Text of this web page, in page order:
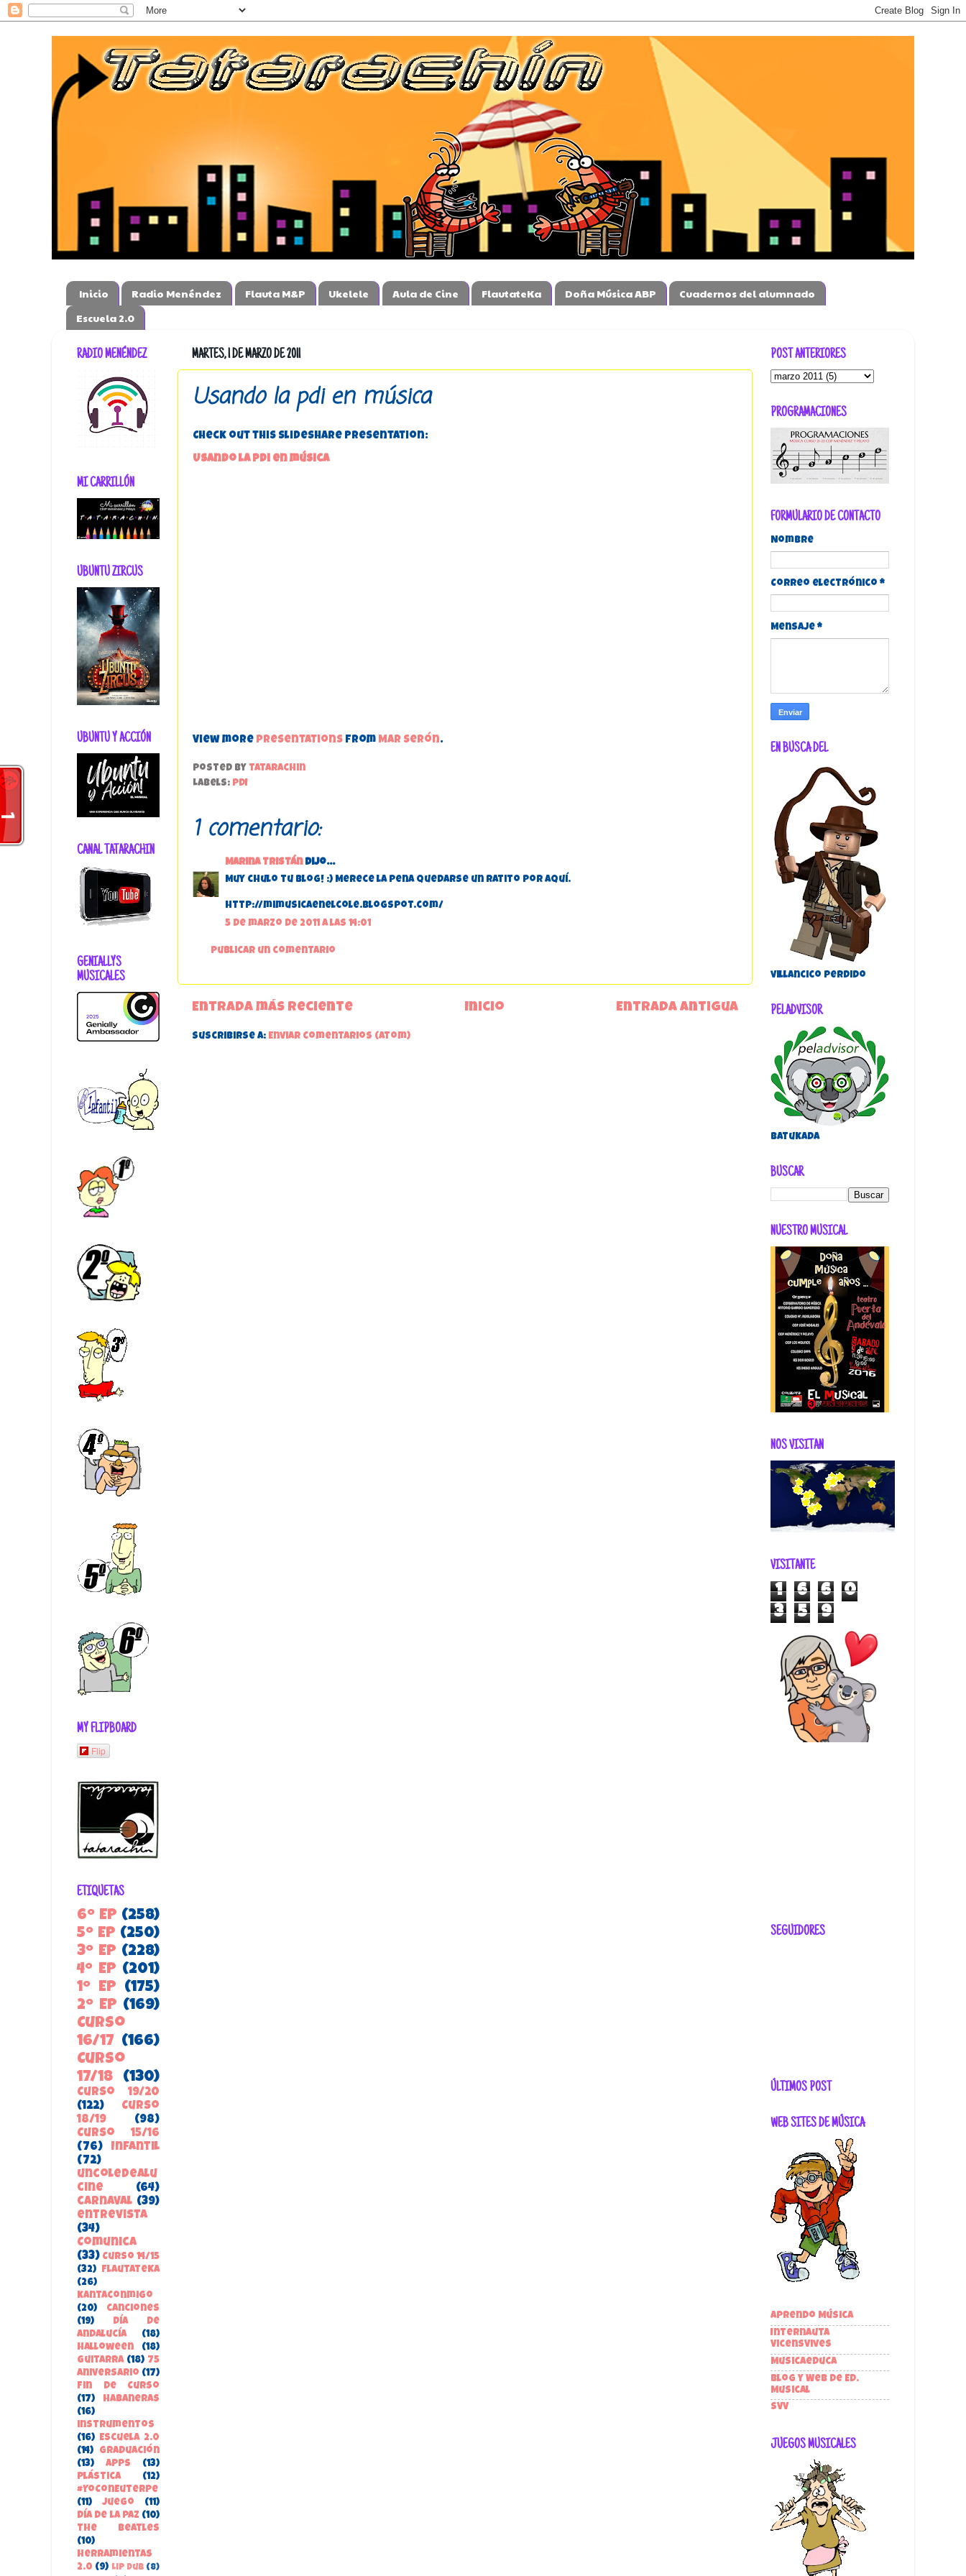
Inicio Radio Menéndez Flauta M&P Ukelele Aula de Cine FlautateKa Doña Música ABP
Cuadernos del alumnado
Escuela 2.0
MARTES, 1 DE MARZO DE 2011
Usando la pdi en música
Check out this SlideShare Presentation:
Usando la pdi en música
View more presentations from Mar Serón.
Posted by tatarachin
Labels: PDI
1 comentario:
Marina Tristán dijo...
Muy chulo tu blog! :) Merece la pena quedarse un ratito por aquí.
http://mimusicaenelcole.blogspot.com/
5 de marzo de 2011 a las 14:01
Publicar un comentario
Entrada más reciente Entrada antigua
Inicio
Suscribirse a: Enviar comentarios (Atom)
RADIO MENÉNDEZ
MI CARRILLÓN
UBUNTU ZIRCUS
UBUNTU Y ACCIÓN
CANAL TATARACHIN
GENIALLYS
MUSICALES
MY FLIPBOARD
Flip
ETIQUETAS
6º EP (258)
5º EP (250)
3º EP (228)
4º EP (201)
1º EP
(175)
2º EP (169)
Curso
16/17 (166)
Curso
17/18
(130)
Curso 19/20
(122)
Curso
18/19
(98)
Curso 15/16
(76)
Infantil
(72)
uncoledealu
cine
(64)
carnaval (39)
entrevista
(34)
ComunicA
(33) Curso 14/15
(32)
FlautateKa
(26)
kantaconmigo
(20)
canciones
(19)
Día de
Andalucía
(18)
Halloween
(18)
guitarra (18) 75
aniversario (17)
Fin de Curso
(17)
habaneras
(16)
instrumentos
(16) Escuela 2.0
(14)
Graduación
(13)
apps
(13)
Plástica
(12)
#YoConEuterpe
(11)
juego
(11)
Día de la Paz (10)
the beatles
(10)
herramientas
2.0 (9) Lip Dub (8)
POST ANTERIORES
PROGRAMACIONES
FORMULARIO DE CONTACTO
Nombre
Correo electrónico *
Mensaje *
EN BUSCA DEL
villancico perdido
PELADVISOR
Batukada
BUSCAR
NUESTRO MUSICAL
NOS VISITAN
VISITANTE
1 6 6
0
3
5 9
SEGUIDORES
ÚLTIMOS POST
WEB SITES DE MÚSICA
Aprendo Música
Internauta
VicensVives
Musicaeduca
Blog y Web de Ed.
Musical
SVV
JUEGOS MUSICALES